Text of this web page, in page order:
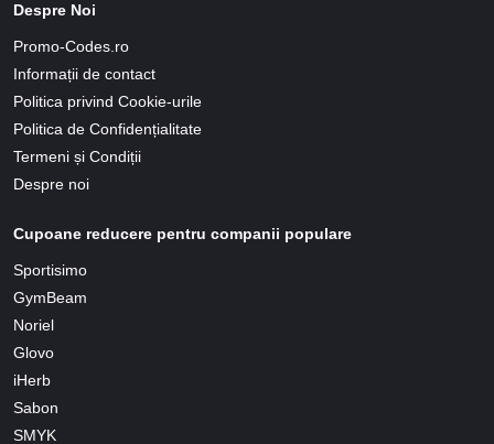
Despre Noi
Promo-Codes.ro
Informații de contact
Politica privind Cookie-urile
Politica de Confidențialitate
Termeni și Condiții
Despre noi
Cupoane reducere pentru companii populare
Sportisimo
GymBeam
Noriel
Glovo
iHerb
Sabon
SMYK